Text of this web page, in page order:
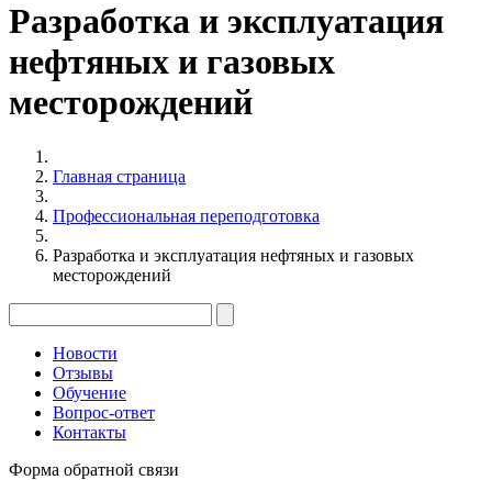
Разработка и эксплуатация
нефтяных и газовых
месторождений
Главная страница
Профессиональная переподготовка
Разработка и эксплуатация нефтяных и газовых
месторождений
Новости
Отзывы
Обучение
Вопрос-ответ
Контакты
Форма обратной связи